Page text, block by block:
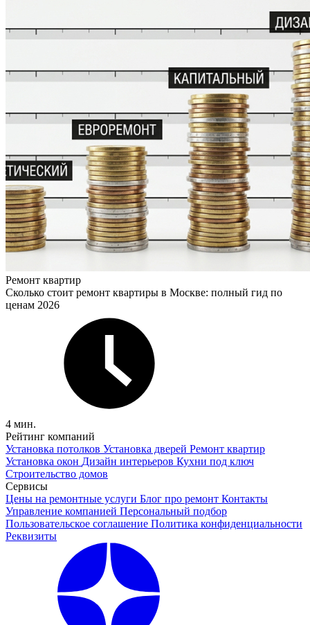
Ремонт квартир
Сколько стоит ремонт квартиры в Москве: полный гид по
ценам 2026
4 мин.
Рейтинг компаний
Установка потолков Установка дверей Ремонт квартир
Установка окон Дизайн интерьеров Кухни под ключ
Строительство домов
Сервисы
Цены на ремонтные услуги Блог про ремонт Контакты
Управление компанией Персональный подбор
Пользовательское соглашение Политика конфиденциальности
Реквизиты